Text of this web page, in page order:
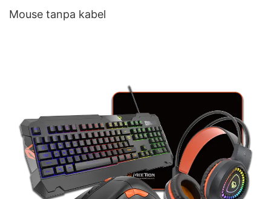
Mouse tanpa kabel